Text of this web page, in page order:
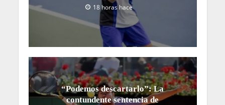
18 horas hace
“Podemos descartarlo”: La
contundente sentencia de